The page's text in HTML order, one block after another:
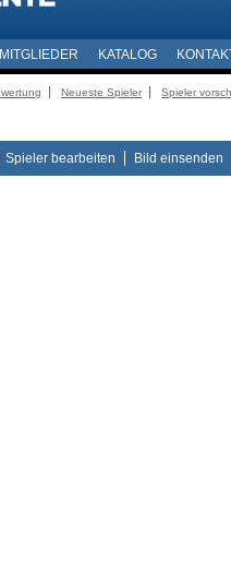
MITGLIEDER KATALOG
Neueste Spieler
Spieler
Spieler bearbeiten Bild einsenden